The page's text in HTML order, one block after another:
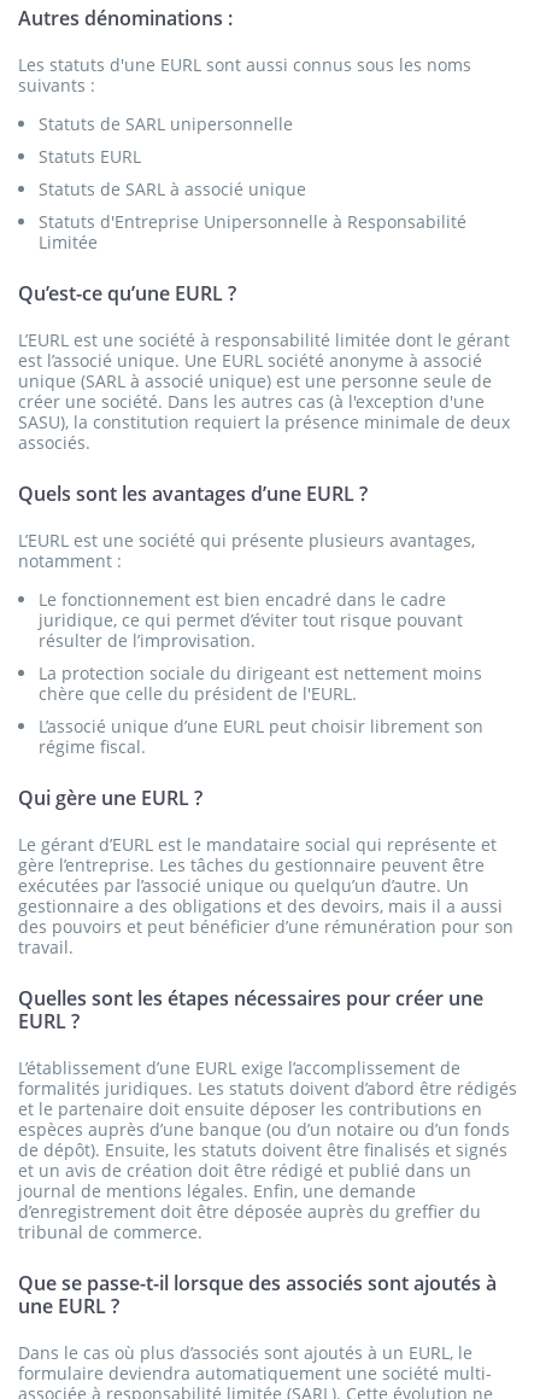
Autres dénominations :
Les statuts d'une EURL sont aussi connus sous les noms
suivants :
Statuts de SARL unipersonnelle
Statuts EURL
Statuts de SARL à associé unique
Statuts d'Entreprise Unipersonnelle à Responsabilité
Limitée
Qu’est-ce qu’une EURL ?
L’EURL est une société à responsabilité limitée dont le gérant
est l’associé unique. Une EURL société anonyme à associé
unique (SARL à associé unique) est une personne seule de
créer une société. Dans les autres cas (à l'exception d'une
SASU), la constitution requiert la présence minimale de deux
associés.
Quels sont les avantages d’une EURL ?
L’EURL est une société qui présente plusieurs avantages,
notamment :
Le fonctionnement est bien encadré dans le cadre
juridique, ce qui permet d’éviter tout risque pouvant
résulter de l’improvisation.
La protection sociale du dirigeant est nettement moins
chère que celle du président de l'EURL.
L’associé unique d’une EURL peut choisir librement son
régime fiscal.
Qui gère une EURL ?
Le gérant d’EURL est le mandataire social qui représente et
gère l’entreprise. Les tâches du gestionnaire peuvent être
exécutées par l’associé unique ou quelqu’un d’autre. Un
gestionnaire a des obligations et des devoirs, mais il a aussi
des pouvoirs et peut bénéficier d’une rémunération pour son
travail.
Quelles sont les étapes nécessaires pour créer une
EURL ?
L’établissement d’une EURL exige l’accomplissement de
formalités juridiques. Les statuts doivent d’abord être rédigés
et le partenaire doit ensuite déposer les contributions en
espèces auprès d’une banque (ou d’un notaire ou d’un fonds
de dépôt). Ensuite, les statuts doivent être finalisés et signés
et un avis de création doit être rédigé et publié dans un
journal de mentions légales. Enfin, une demande
d’enregistrement doit être déposée auprès du greffier du
tribunal de commerce.
Que se passe-t-il lorsque des associés sont ajoutés à
une EURL ?
Dans le cas où plus d’associés sont ajoutés à un EURL, le
formulaire deviendra automatiquement une société multi-
associée à responsabilité limitée (SARL). Cette évolution ne